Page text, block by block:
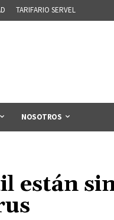
TARIFARIO SERVEL
NOSOTROS
están